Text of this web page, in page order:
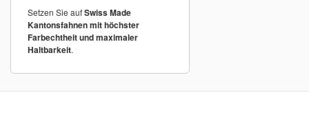
Setzen Sie aufSwiss Made
Kantonsfahnen mit höchster
Farbechtheit und maximaler
Haltbarkeit.